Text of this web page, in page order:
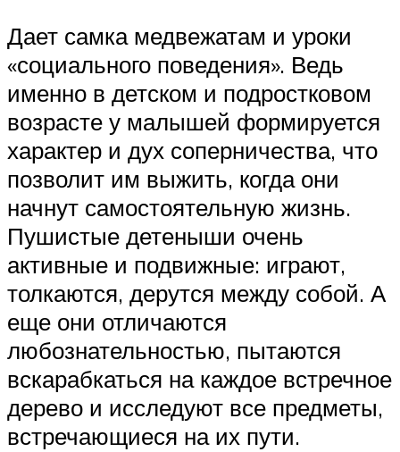
Дает самка медвежатам и уроки
«социального поведения». Ведь
именно в детском и подростковом
возрасте у малышей формируется
характер и дух соперничества, что
позволит им выжить, когда они
начнут самостоятельную жизнь.
Пушистые детеныши очень
активные и подвижные: играют,
толкаются, дерутся между собой. А
еще они отличаются
любознательностью, пытаются
вскарабкаться на каждое встречное
дерево и исследуют все предметы,
встречающиеся на их пути.